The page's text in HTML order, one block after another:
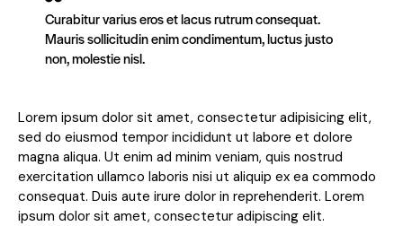
Curabitur varius eros et lacus rutrum consequat.
Mauris sollicitudin enim condimentum, luctus justo
non, molestie nisl.
Lorem ipsum dolor sit amet, consectetur adipisicing elit,
sed do eiusmod tempor incididunt ut labore et dolore
magna aliqua. Ut enim ad minim veniam, quis nostrud
exercitation ullamco laboris nisi ut aliquip ex ea commodo
consequat. Duis aute irure dolor in reprehenderit. Lorem
ipsum dolor sit amet, consectetur adipiscing elit.